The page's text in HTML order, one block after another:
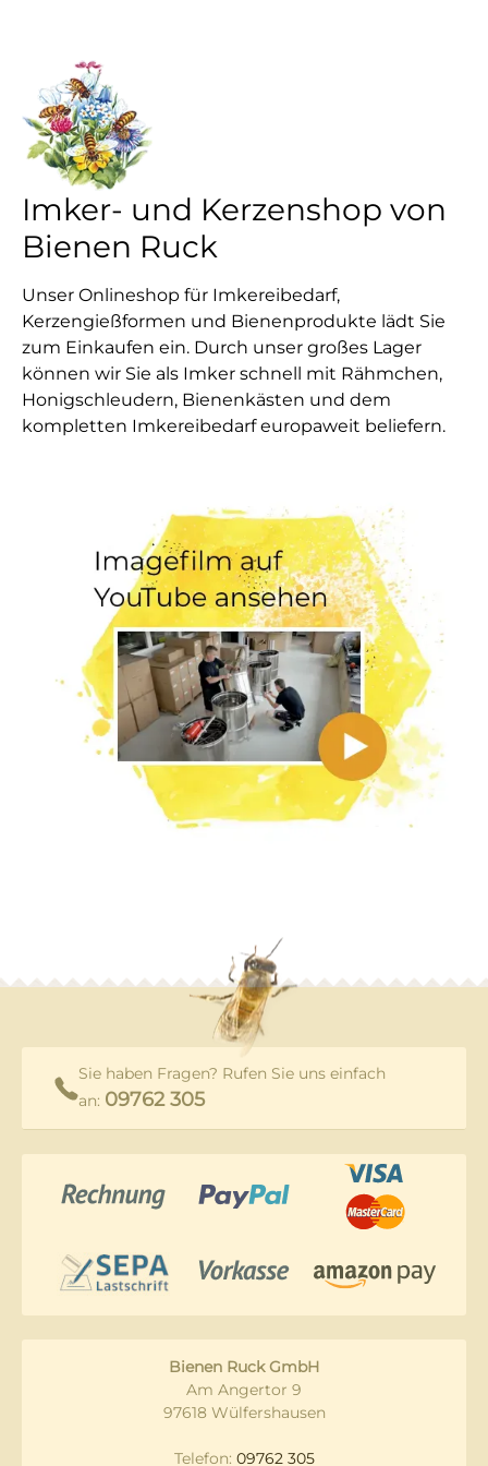
Imker- und Kerzenshop von
Bienen Ruck
Unser Onlineshop für Imkereibedarf,
Kerzengießformen und Bienenprodukte lädt Sie
zum Einkaufen ein. Durch unser großes Lager
können wir Sie als Imker schnell mit Rähmchen,
Honigschleudern, Bienenkästen und dem
kompletten Imkereibedarf europaweit beliefern.
Sie haben Fragen? Rufen Sie uns einfach
an: 09762 305
Bienen Ruck GmbH
Am Angertor 9
97618 Wülfershausen
Telefon: 09762 305